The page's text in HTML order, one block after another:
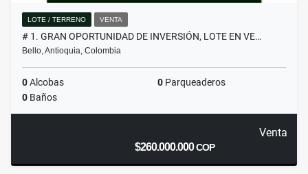
LOTE / TERRENO VENTA
# 1. GRAN OPORTUNIDAD DE INVERSIÓN, LOTE EN VE…
Bello, Antioquia, Colombia
0Alcobas 0 Parqueaderos
0 Baños
Venta
$260.000.000COP